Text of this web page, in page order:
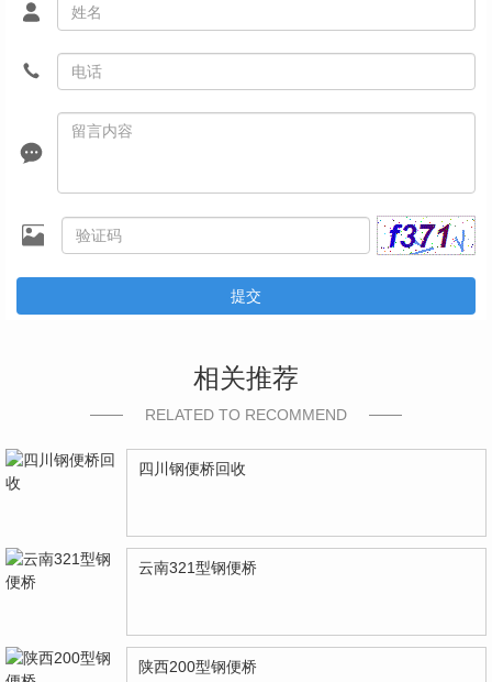
提交
相关推荐
RELATED TO RECOMMEND
四川钢便桥回收
云南321型钢便桥
陕西200型钢便桥